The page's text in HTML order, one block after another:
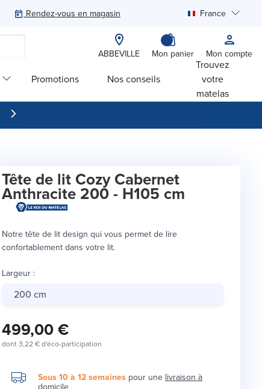
Rendez-vous en magasin France
ABBEVILLE Mon panier Mon compte
Promotions Nos conseils
Trouvez
votre
matelas
Tête de lit Cozy Cabernet
Anthracite 200 - H105 cm
Notre tête de lit design qui vous permet de lire
confortablement dans votre lit.
Largeur :
200 cm
499,00 €
dont3,22 €d'éco-participation
Sous 10 à 12 semaines pour une livraison à